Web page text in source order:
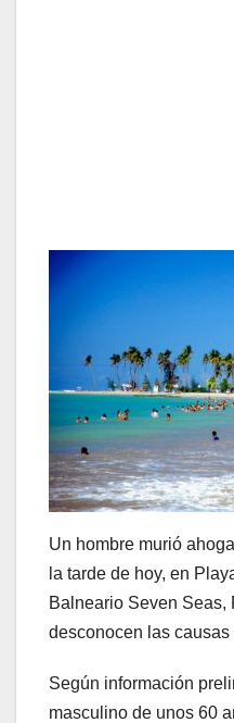
Un hombre murió
la tarde de hoy, en
Balneario Seven Seas,
desconocen las
Según información
masculino de unos 60